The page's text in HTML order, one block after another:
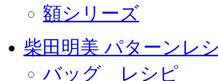
額シリーズ
柴田明美 パターンレ
バッグ レシピ